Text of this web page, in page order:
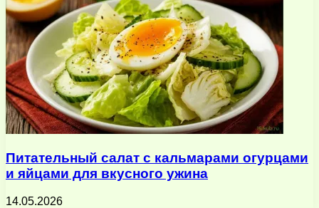
Питательный салат с кальмарами огурцами
и яйцами для вкусного ужина
14.05.2026